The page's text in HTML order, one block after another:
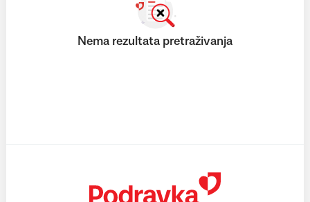
Nema rezultata pretraživanja